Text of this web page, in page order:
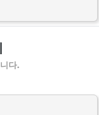
다.